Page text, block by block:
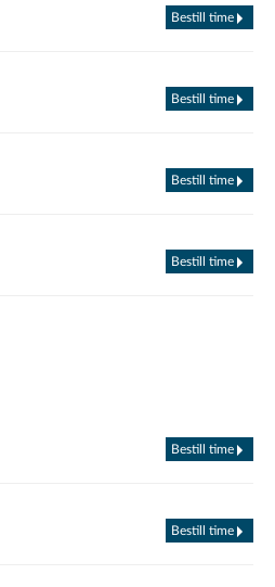
Bestill time
Bestill time
Bestill time
Bestill time
Bestill time
Bestill time